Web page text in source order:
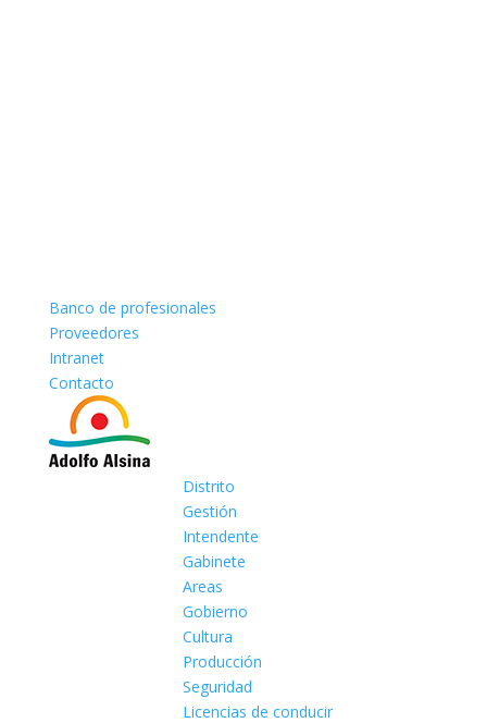
Banco de profesionales
Proveedores
Intranet
Contacto
Distrito
Gestión
Intendente
Gabinete
Areas
Gobierno
Cultura
Producción
Seguridad
Licencias de conducir